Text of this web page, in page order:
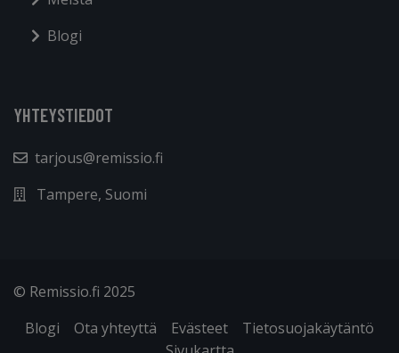
Blogi
YHTEYSTIEDOT
tarjous@remissio.fi
Tampere, Suomi
© Remissio.fi 2025
Blogi
Ota yhteyttä Evästeet
Tietosuojakäytäntö